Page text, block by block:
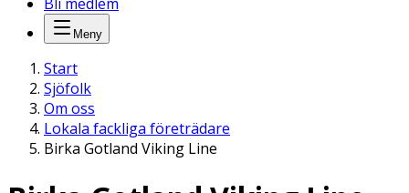
Meny
Start
Sjöfolk
Om oss
Lokala fackliga företrädare
Birka Gotland Viking Line